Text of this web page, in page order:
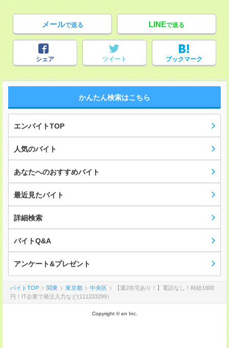
メールで送る LINEで送る
シェア ツイート ブックマーク
かんたん検索はこちら
エンバイトTOP
人気のバイト
あなたへのおすすめバイト
最近見たバイト
詳細検索
バイトQ&A
アンケート&プレゼント
バイトTOP 関東 東京都 中央区
【週2在宅あり！】電話なし！時給1900
円！IT企業で発注入力など(111233299）
Copyright © en Inc.